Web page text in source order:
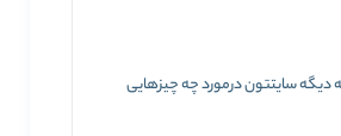
دیگه سایتتون درمورد چه چیزهایی